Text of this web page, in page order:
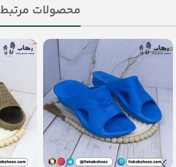
محصولات مرتبط